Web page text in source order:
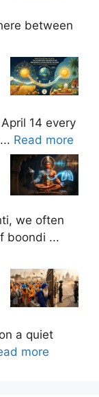
between
14 every
Read more
we often
boondi ...
a quiet
more